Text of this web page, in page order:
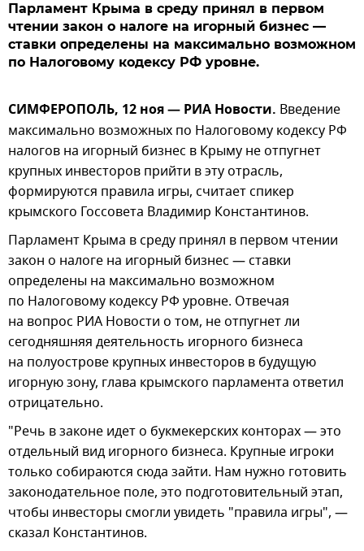
Парламент Крыма в среду принял в первом
чтении закон о налоге на игорный бизнес —
ставки определены на максимально возможном
по Налоговому кодексу РФ уровне.
СИМФЕРОПОЛЬ, 12 ноя — РИА Новости. Введение
максимально возможных по Налоговому кодексу РФ
налогов на игорный бизнес в Крыму не отпугнет
крупных инвесторов прийти в эту отрасль,
формируются правила игры, считает спикер
крымского Госсовета Владимир Константинов.
Парламент Крыма в среду принял в первом чтении
закон о налоге на игорный бизнес — ставки
определены на максимально возможном
по Налоговому кодексу РФ уровне. Отвечая
на вопрос РИА Новости о том, не отпугнет ли
сегодняшняя деятельность игорного бизнеса
на полуострове крупных инвесторов в будущую
игорную зону, глава крымского парламента ответил
отрицательно.
"Речь в законе идет о букмекерских конторах — это
отдельный вид игорного бизнеса. Крупные игроки
только собираются сюда зайти. Нам нужно готовить
законодательное поле, это подготовительный этап,
чтобы инвесторы смогли увидеть "правила игры", —
сказал Константинов.